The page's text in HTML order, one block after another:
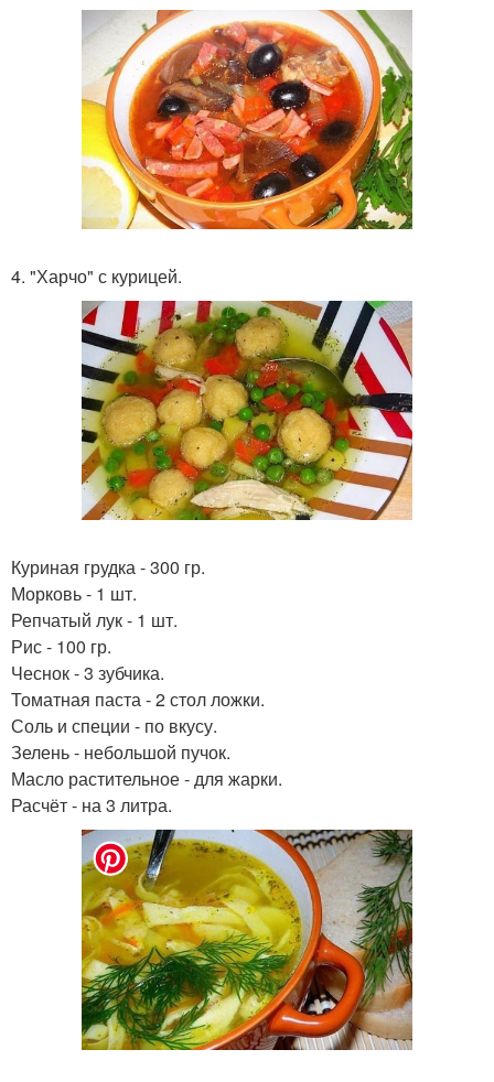
4. "Харчо" с курицей.
Куриная грудка - 300 гр.
Морковь - 1 шт.
Репчатый лук - 1 шт.
Рис - 100 гр.
Чеснок - 3 зубчика.
Томатная паста - 2 стол ложки.
Соль и специи - по вкусу.
Зелень - небольшой пучок.
Масло растительное - для жарки.
Расчёт - на 3 литра.